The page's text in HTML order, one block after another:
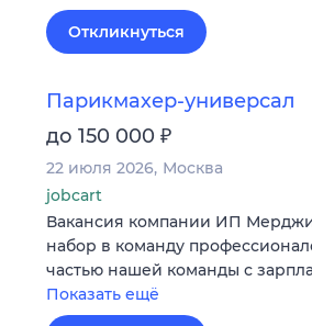
Откликнуться
Парикмахер-универсал
до 150 000 ₽
22 июля 2026 Москва
jobcart
Вакансия компании ИП
набор в команду
частью нашей команды с
Показать ещё